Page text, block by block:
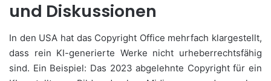
und Diskussionen
In den USA hat das Copyright Office mehrfach klargestellt,
dass rein KI-generierte Werke nicht urheberrechtsfähig
sind. Ein Beispiel: Das 2023 abgelehnte Copyright für ein